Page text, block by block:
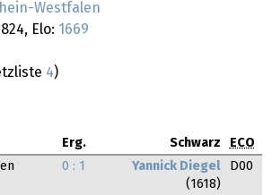
Westfalen
Elo: 1669
4)
Erg. Schwarz
ECO
0 : 1
Yannick Diegel
(1618)
D00